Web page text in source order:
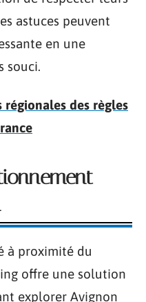
astuces peuvent
en une
souci.
régionales des règles
à proximité du
offre une solution
explorer Avignon